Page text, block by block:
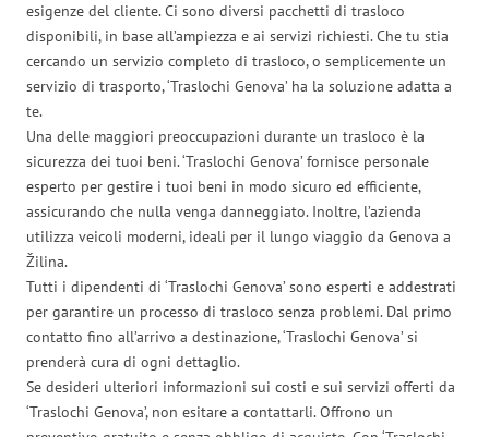
esigenze del cliente. Ci sono diversi pacchetti di trasloco
disponibili, in base all’ampiezza e ai servizi richiesti. Che tu stia
cercando un servizio completo di trasloco, o semplicemente un
servizio di trasporto, ‘Traslochi Genova’ ha la soluzione adatta a
te.
Una delle maggiori preoccupazioni durante un trasloco è la
sicurezza dei tuoi beni. ‘Traslochi Genova’ fornisce personale
esperto per gestire i tuoi beni in modo sicuro ed efficiente,
assicurando che nulla venga danneggiato. Inoltre, l’azienda
utilizza veicoli moderni, ideali per il lungo viaggio da Genova a
Žilina.
Tutti i dipendenti di ‘Traslochi Genova’ sono esperti e addestrati
per garantire un processo di trasloco senza problemi. Dal primo
contatto fino all’arrivo a destinazione, ‘Traslochi Genova’ si
prenderà cura di ogni dettaglio.
Se desideri ulteriori informazioni sui costi e sui servizi offerti da
‘Traslochi Genova’, non esitare a contattarli. Offrono un